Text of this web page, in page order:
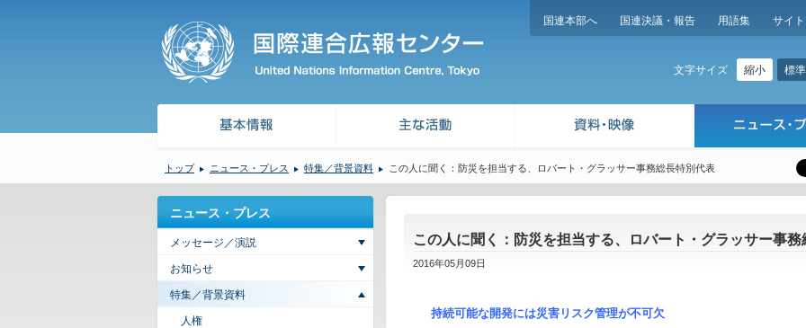
国連本部へ 国連決議・報告 用語集 サイ
文字サイズ 縮小 標準
トップ ニュース・プレス 特集／背景資料 この人に聞く：防災を担当する、ロバート・グラッサー事務総長特別代表
この人に聞く：防災を担当する、ロバート・グラッサー事
2016年05月09日
持続可能な開発には災害リスク管理が不可欠
ニュース・プレス
メッセージ／演説
お知らせ
特集／背景資料
人権